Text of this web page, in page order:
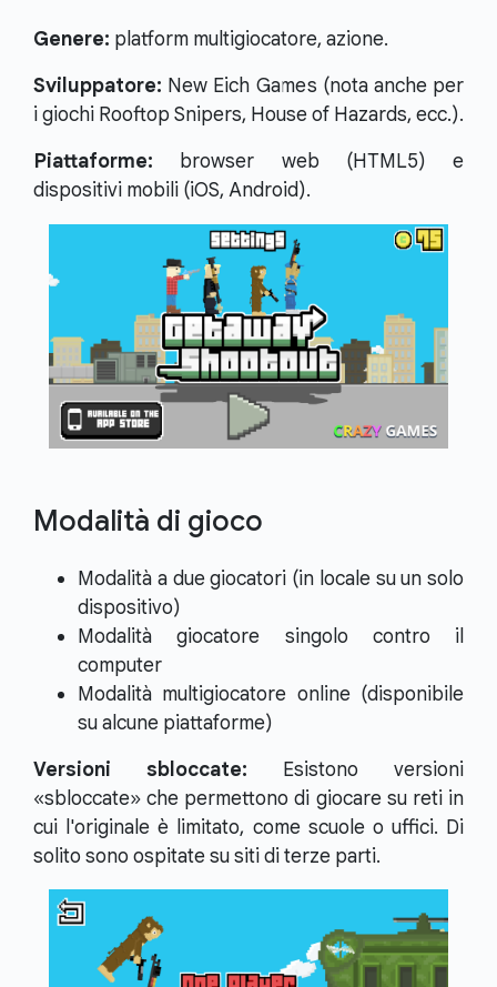
Genere: platform multigiocatore, azione.
Sviluppatore: New Eich Games (nota anche per
i giochi Rooftop Snipers, House of Hazards, ecc.).
Piattaforme: browser web (HTML5) e
dispositivi mobili (iOS, Android).
Modalità di gioco
Modalità a due giocatori (in locale su un solo
dispositivo)
Modalità giocatore singolo contro il
computer
Modalità multigiocatore online (disponibile
su alcune piattaforme)
Versioni sbloccate: Esistono versioni
«sbloccate» che permettono di giocare su reti in
cui l'originale è limitato, come scuole o uffici. Di
solito sono ospitate su siti di terze parti.